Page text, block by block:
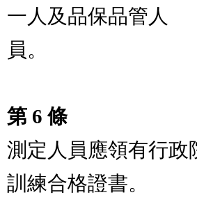
一人及品保品管人
員。
第 6 條
測定人員應領有行政
訓練合格證書。